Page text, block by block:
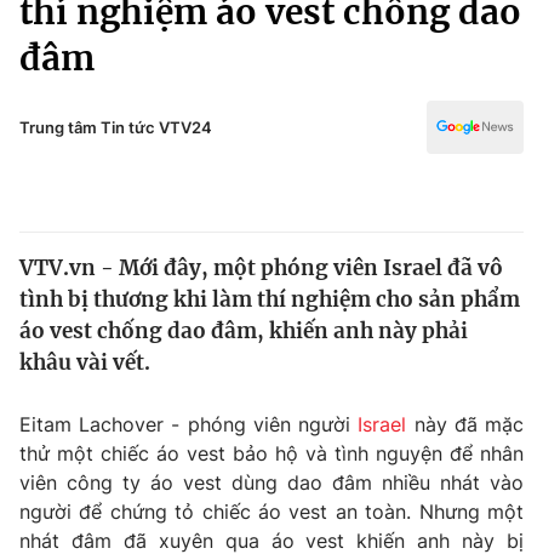
Chính trị
Thế giới
Tin tức
Câu chuyện quốc tế
Tài chính
Thị trường
Góc doanh nghiệp
Dữ liệu và đời sống
Truyền hình
Thể thao
Truyền hình
thí nghiệm áo vest chống dao
đâm
Trung tâm Tin tức VTV24
VTV.vn - Mới đây, một phóng viên Israel đã vô
tình bị thương khi làm thí nghiệm cho sản phẩm
áo vest chống dao đâm, khiến anh này phải
khâu vài vết.
Eitam Lachover - phóng viên người Israel này đã mặc
thử một chiếc áo vest bảo hộ và tình nguyện để nhân
viên công ty áo vest dùng dao đâm nhiều nhát vào
người để chứng tỏ chiếc áo vest an toàn. Nhưng một
nhát đâm đã xuyên qua áo vest khiến anh này bị